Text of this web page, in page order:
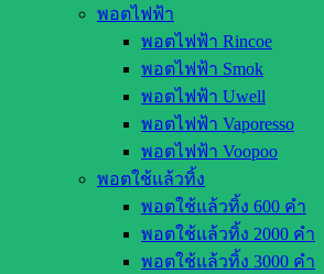
พอตไฟฟ้า
พอตไฟฟ้า Rincoe
พอตไฟฟ้า Smok
พอตไฟฟ้า Uwell
พอตไฟฟ้า Vaporesso
พอตไฟฟ้า Voopoo
พอตใช้แล้วทิ้ง
พอตใช้แล้วทิ้ง 600 คำ
พอตใช้แล้วทิ้ง 2000 คำ
พอตใช้แล้วทิ้ง 3000 คำ